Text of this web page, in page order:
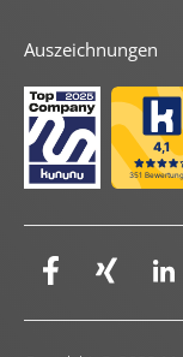
Auszeichnungen